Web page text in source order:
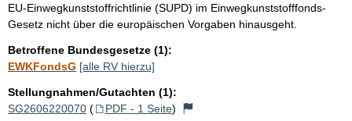
EU‑Einwegkunststoffrichtlinie (SUPD) im Einwegkunststofffonds-
Gesetz nicht über die europäischen Vorgaben hinausgeht.
Betroffene Bundesgesetze (1):
EWKFondsG [alle RV hierzu]
Stellungnahmen/Gutachten (1):
SG2606220070 ( PDF - 1 Seite)